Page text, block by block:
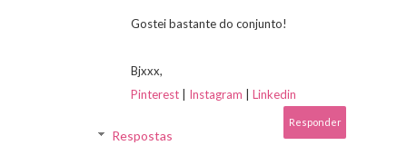
Gostei bastante do conjunto!
Bjxxx,
Pinterest
Instagram Linkedin
Responder
Respostas